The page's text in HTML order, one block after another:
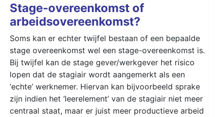
Stage-overeenkomst of
arbeidsovereenkomst?
Soms kan er echter twijfel bestaan of een bepaalde
stage overeenkomst wel een stage-overeenkomst is.
Bij twijfel kan de stage gever/werkgever het risico
lopen dat de stagiair wordt aangemerkt als een
‘echte’ werknemer. Hiervan kan bijvoorbeeld sprake
zijn indien het ‘leerelement’ van de stagiair niet meer
centraal staat, maar er juist meer productieve arbeid